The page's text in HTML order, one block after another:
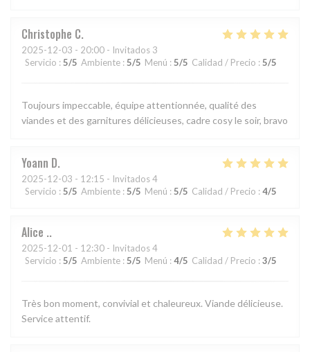
Christophe C
2025-12-03 - 20:00 - Invitados 3
Servicio : 5/5 Ambiente : 5/5 Menú : 5/5 Calidad / Precio : 5/5
Toujours impeccable, équipe attentionnée, qualité des
viandes et des garnitures délicieuses, cadre cosy le soir, bravo
Yoann D
2025-12-03 - 12:15 - Invitados 4
Servicio : 5/5 Ambiente : 5/5 Menú : 5/5 Calidad / Precio : 4/5
Alice .
2025-12-01 - 12:30 - Invitados 4
Servicio : 5/5 Ambiente : 5/5 Menú : 4/5 Calidad / Precio : 3/5
Très bon moment, convivial et chaleureux. Viande délicieuse.
Service attentif.